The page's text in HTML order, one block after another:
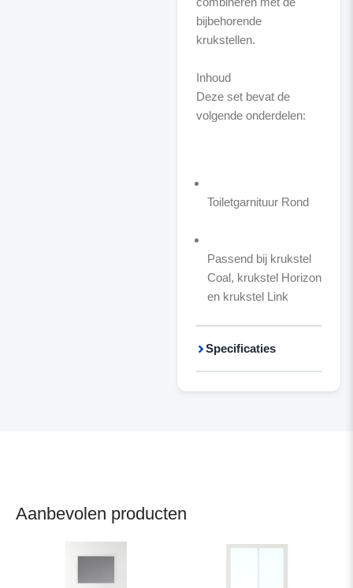
bijbehorende
krukstellen.
Inhoud
Deze set bevat de
volgende onderdelen:
Toiletgarnituur Rond
Passend bij krukstel
Coal, krukstel Horizon
en krukstel Link
Specificaties
Aanbevolen producten